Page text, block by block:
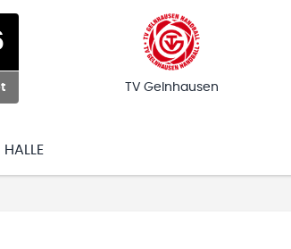
TV Gelnhausen
HALLE